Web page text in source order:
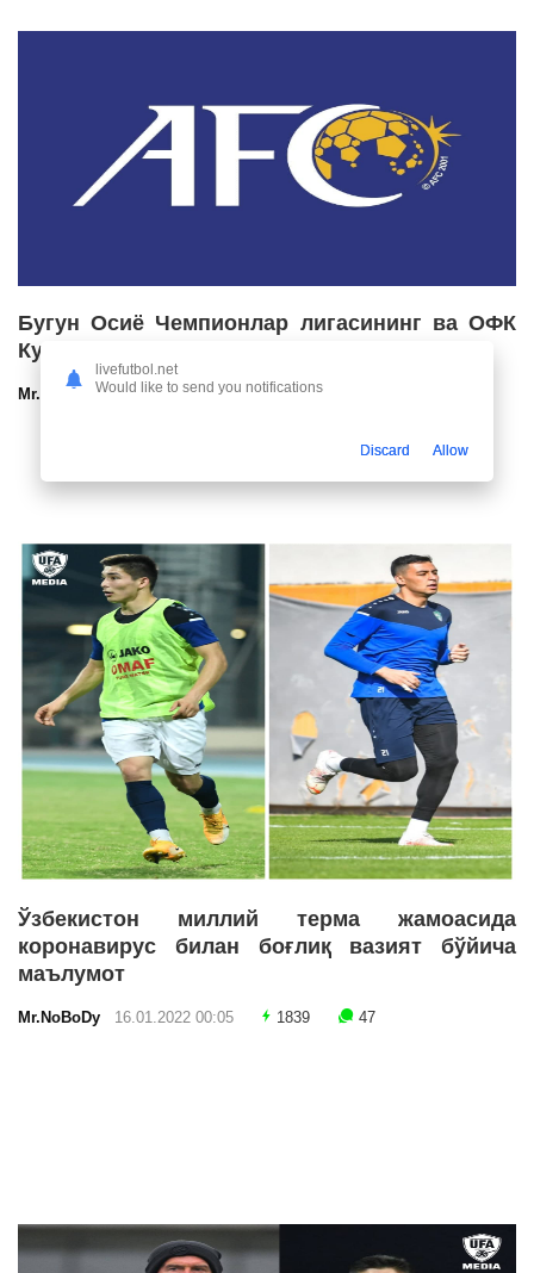
Бугун Осиё Чемпионлар лигасининг ва ОФК
Кубоги гуруҳ босқичларига қуръа ташланди
Mr.NoBoDy17.01.2022 14:05 2043
Ўзбекистон миллий терма жамоасида
коронавирус билан боғлиқ вазият бўйича
маълумот
Mr.NoBoDy 16.01.2022 00:05 1839 47
livefutbol.net
Would like to send you notifications
Discard Allow